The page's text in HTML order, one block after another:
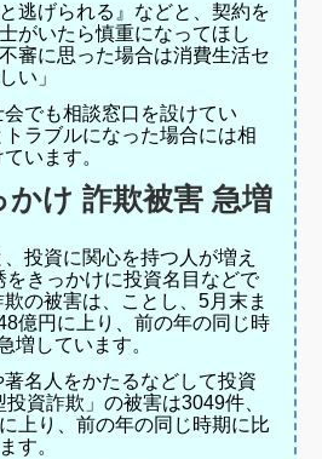
逃げられる』などと、契約を
がいたら慎重になってほし
審に思った場合は消費生活セ
い」
でも相談窓口を設けてい
ラブルになった場合には相
います。
かけ 詐欺被害 急増
投資に関心を持つ人が増え
をきっかけに投資名目などで
の被害は、ことし、5月末ま
億円に上り、前の年の同じ時
増しています。
名人をかたるなどして投資
資詐欺」の被害は3049件、
上り、前の年の同じ時期に比
す。